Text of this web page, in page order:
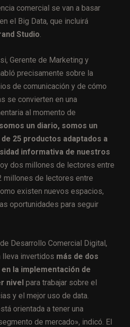
comercial se van a basar
el Big Data, que incluirá
Studio
Gerente de Marketing y
precisamente sobre la
de comunicación y de cómo
se convierten en una
al momento de
un diario, somos un
25 productos adaptados a
informativa de nuestros
dos millones de lectores entre
millones de lectores entre
existen nuevos espacios,
oportunidades para seguir
Desarrollo Comercial Digital,
lleva invertidos más de dos
la implementación de
nivel para trabajar sobre el
y el mejor uso de data.
orientada a tener una
de mercado», indicó. El